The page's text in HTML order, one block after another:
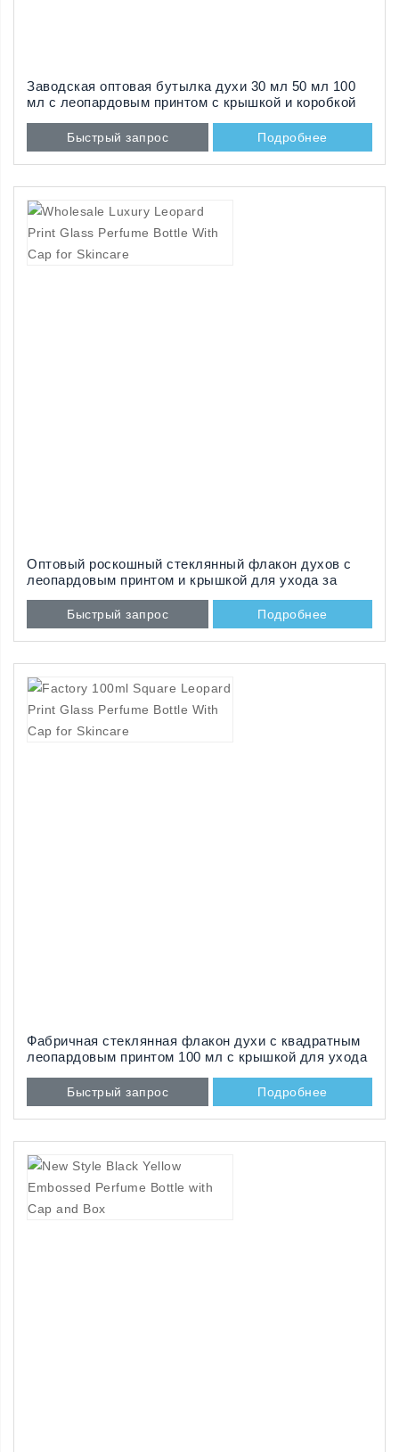
Заводская оптовая бутылка духи 30 мл 50 мл 100
мл с леопардовым принтом с крышкой и коробкой
Быстрый запрос Подробнее
Оптовый роскошный стеклянный флакон духов с
леопардовым принтом и крышкой для ухода за
Быстрый запрос Подробнее
Фабричная стеклянная флакон духи с квадратным
леопардовым принтом 100 мл с крышкой для ухода
Быстрый запрос Подробнее